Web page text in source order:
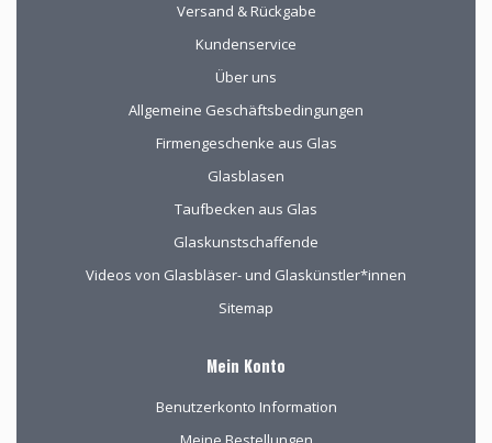
Versand & Rückgabe
Kundenservice
Über uns
Allgemeine Geschäftsbedingungen
Firmengeschenke aus Glas
Glasblasen
Taufbecken aus Glas
Glaskunstschaffende
Videos von Glasbläser- und Glaskünstler*innen
Sitemap
Mein Konto
Benutzerkonto Information